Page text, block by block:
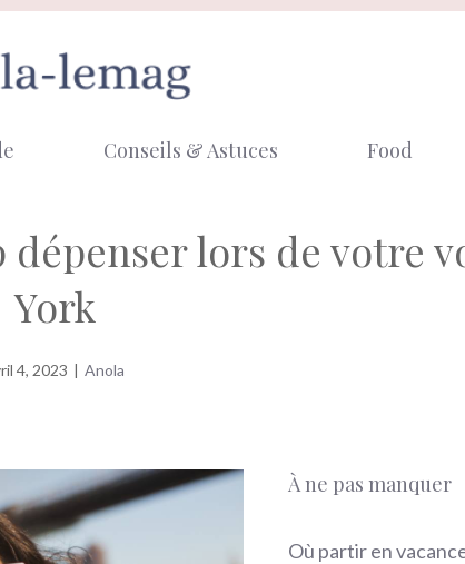
Conseils & Astuces Food
lors de votre
York
4, 2023 | Anola
À ne pas manquer
Où partir en